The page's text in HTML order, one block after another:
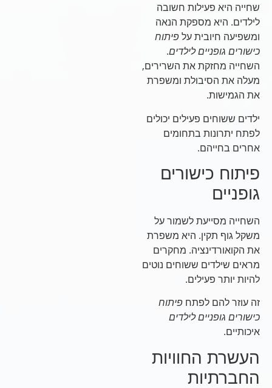
שחייה היא פעילות חשובה
לילדים. היא מספקת הנאה
ומשפיעה חיובית עלפיתוח
כישורים גופניים לילדים.
השחייה מחזקת את השרירים,
מעלה את הסיבולת ומשפרת
את הגמישות.
ילדים ששוחים פעילים יכולים
לפתח יתרונות בתחומים
אחרים בחייהם.
פיתוח כישורים
גופניים
השחייה מסייעת לשמור על
משקל גוף תקין. היא משפרת
את הקואורדינציה. מחקרים
מראים שילדים ששוחים נוטים
להיות יותר פעילים.
זה עוזר להם לפתחפיתוח
כישורים גופניים לילדים
איכותיים.
העשרת החוויות
החברתיות